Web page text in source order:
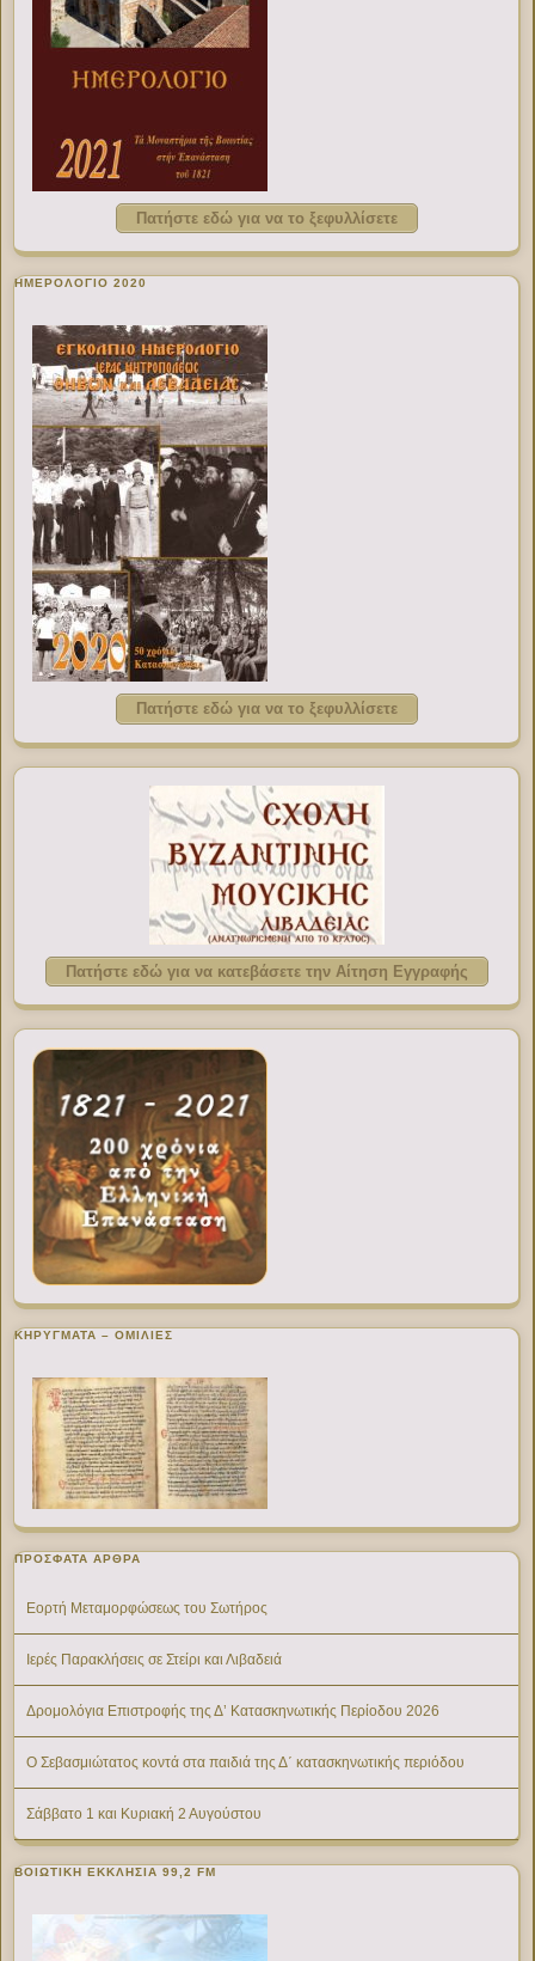
Πατήστε εδώ για να το ξεφυλλίσετε
ΗΜΕΡΟΛΟΓΙΟ 2020
Πατήστε εδώ για να το ξεφυλλίσετε
Πατήστε εδώ για να κατεβάσετε την Αίτηση Εγγραφής
ΚΗΡΥΓΜΑΤΑ – ΟΜΙΛΙΕΣ
ΠΡΌΣΦΑΤΑ ΆΡΘΡΑ
Εορτή Μεταμορφώσεως του Σωτήρος
Ιερές Παρακλήσεις σε Στείρι και Λιβαδειά
Δρομολόγια Επιστροφής της Δ’ Κατασκηνωτικής Περίοδου 2026
Ο Σεβασμιώτατος κοντά στα παιδιά της Δ΄ κατασκηνωτικής περιόδου
Σάββατο 1 και Κυριακή 2 Αυγούστου
ΒΟΙΩΤΙΚΉ ΕΚΚΛΗΣΊΑ 99,2 FM